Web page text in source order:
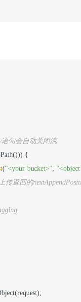
句会自动关闭流
{
("<your-bucket>",
返回的